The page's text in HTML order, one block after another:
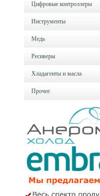
Цифровые контроллеры
Инструменты
Медь
Ресиверы
Хладагенты и масла
Прочее